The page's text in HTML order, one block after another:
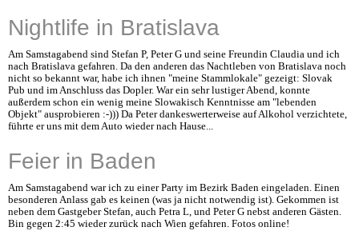
Nightlife in Bratislava
Am Samstagabend sind Stefan P, Peter G und seine Freundin Claudia und ich
nach Bratislava gefahren. Da den anderen das Nachtleben von Bratislava noch
nicht so bekannt war, habe ich ihnen "meine Stammlokale" gezeigt: Slovak
Pub und im Anschluss das Dopler. War ein sehr lustiger Abend, konnte
außerdem schon ein wenig meine Slowakisch Kenntnisse am "lebenden
Objekt" ausprobieren :-))) Da Peter dankeswerterweise auf Alkohol verzichtete,
führte er uns mit dem Auto wieder nach Hause...
Feier in Baden
Am Samstagabend war ich zu einer Party im Bezirk Baden eingeladen. Einen
besonderen Anlass gab es keinen (was ja nicht notwendig ist). Gekommen ist
neben dem Gastgeber Stefan, auch Petra L, und Peter G nebst anderen Gästen.
Bin gegen 2:45 wieder zurück nach Wien gefahren. Fotos online!